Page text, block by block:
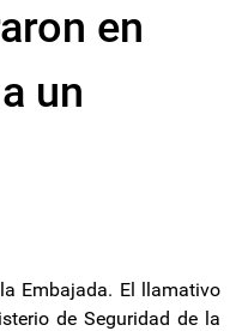
en
un
Embajada. El llamativo
de Seguridad de la